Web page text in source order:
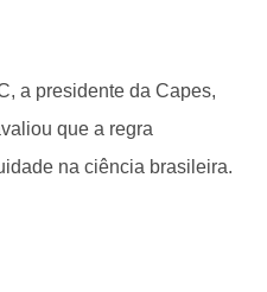
a presidente da Capes,
que a regra
na ciência brasileira.